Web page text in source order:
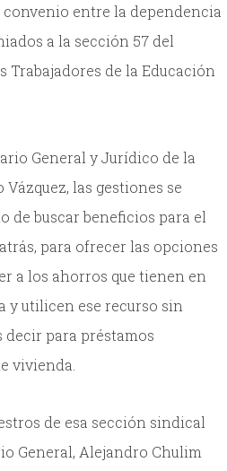
entre la dependencia
a la sección 57 del
Trabajadores de la Educación
General y Jurídico de la
las gestiones se
de buscar beneficios para el
para ofrecer las opciones
a los ahorros que tienen en
y utilicen ese recurso sin
decir para préstamos
vivienda.
de esa sección sindical
General, Alejandro Chulim